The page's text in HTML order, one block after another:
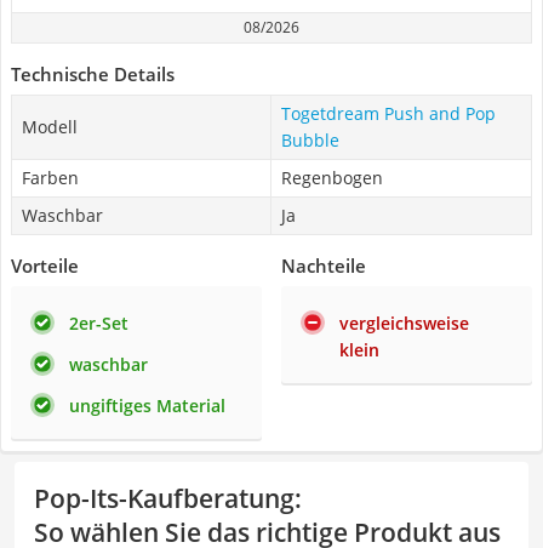
08/2026
Technische Details
Modell
Togetdream Push and Pop
Bubble
Farben
Regenbogen
Waschbar
Ja
Vorteile
2er-Set
waschbar
ungiftiges Material
Nachteile
vergleichsweise
klein
Pop-Its-Kaufberatung:
So wählen Sie das richtige Produkt aus